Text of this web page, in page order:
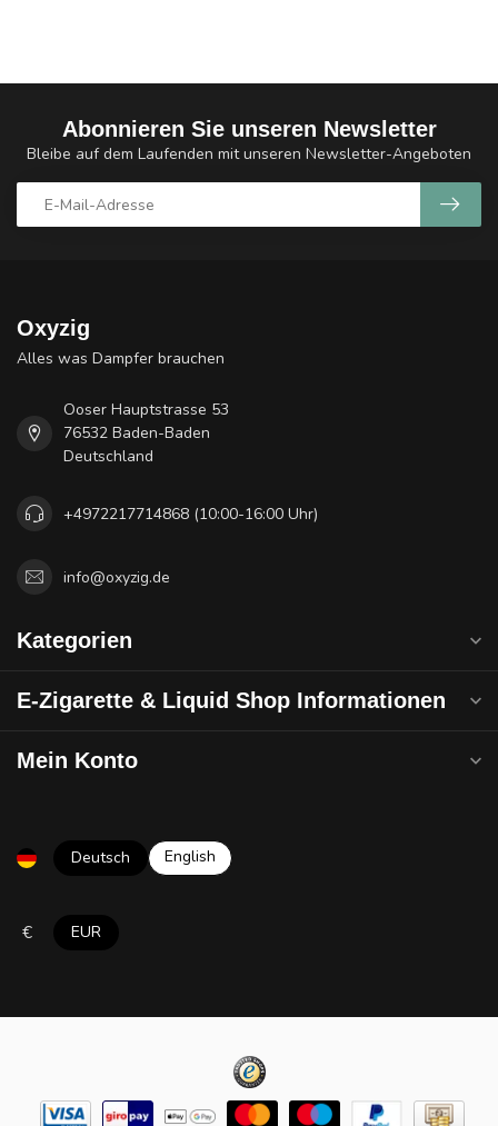
Abonnieren Sie unseren Newsletter
Bleibe auf dem Laufenden mit unseren Newsletter-Angeboten
Oxyzig
Alles was Dampfer brauchen
Ooser Hauptstrasse 53
76532 Baden-Baden
Deutschland
+4972217714868 (10:00-16:00 Uhr)
info@oxyzig.de
Kategorien
E-Zigarette & Liquid Shop Informationen
Mein Konto
Deutsch English
€ EUR